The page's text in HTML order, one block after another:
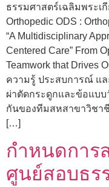
ธรรมศาสตร์เฉลิมพระเ
Orthopedic ODS :
“A Multidisciplinary
Centered Care” From
Teamwork that Drives
ความรู้ ประสบการณ์ แ
ผ่าตัดกระดูกและข้อแบบ
กันของทีมสหสาขาวิชา
[…]
กำหนดการ
ศูนย์สอบธร